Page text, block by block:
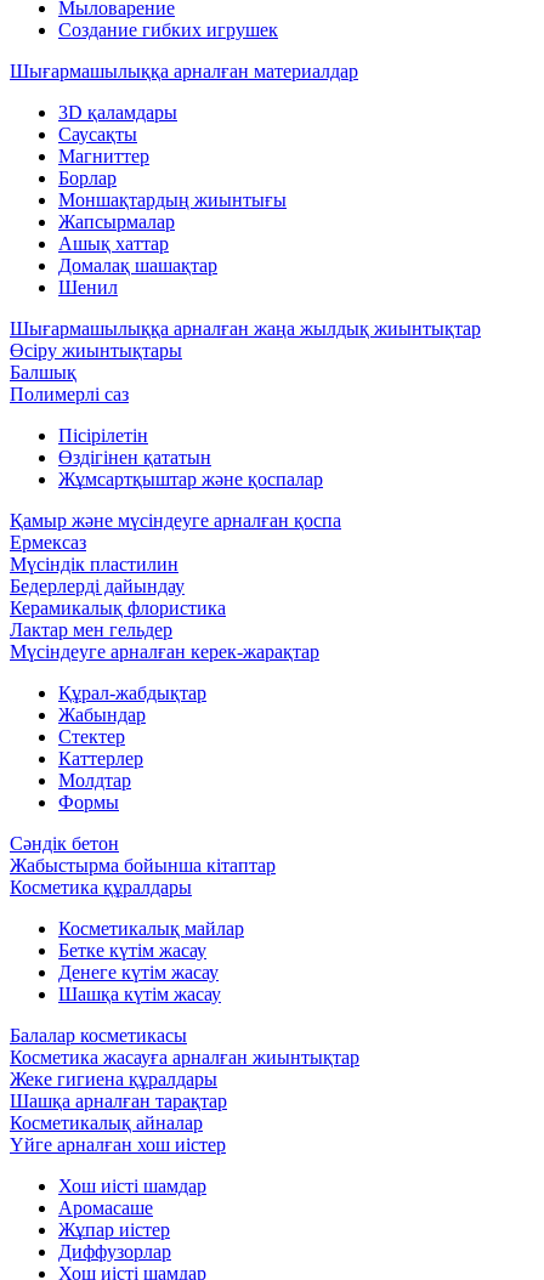
Мыловарение
Создание гибких игрушек
Шығармашылыққа арналған материалдар
3D қаламдары
Саусақты
Магниттер
Борлар
Моншақтардың жиынтығы
Жапсырмалар
Ашық хаттар
Домалақ шашақтар
Шенил
Шығармашылыққа арналған жаңа жылдық жиынтықтар
Өсіру жиынтықтары
Балшық
Полимерлі саз
Пісірілетін
Өздігінен қататын
Жұмсартқыштар және қоспалар
Қамыр және мүсіндеуге арналған қоспа
Ермексаз
Мүсіндік пластилин
Бедерлерді дайындау
Керамикалық флористика
Лактар мен гельдер
Мүсіндеуге арналған керек-жарақтар
Құрал-жабдықтар
Жабындар
Стектер
Каттерлер
Молдтар
Формы
Сәндік бетон
Жабыстырма бойынша кітаптар
Косметика құралдары
Косметикалық майлар
Бетке күтім жасау
Денеге күтім жасау
Шашқа күтім жасау
Балалар косметикасы
Косметика жасауға арналған жиынтықтар
Жеке гигиена құралдары
Шашқа арналған тарақтар
Косметикалық айналар
Үйге арналған хош иістер
Хош иісті шамдар
Аромасаше
Жұпар иістер
Диффузорлар
Хош иісті шамдар